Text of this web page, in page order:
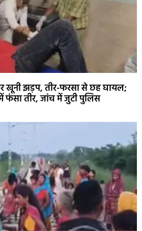
खूनी झड़प, तीर-फरसा से छह घायल;
फंसा तीर, जांच में जुटी पुलिस